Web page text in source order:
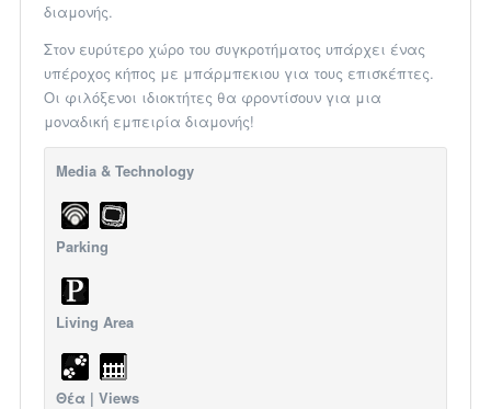
διαμονής.
Στον ευρύτερο χώρο του συγκροτήματος υπάρχει ένας
υπέροχος κήπος με μπάρμπεκιου για τους επισκέπτες.
Οι φιλόξενοι ιδιοκτήτες θα φροντίσουν για μια
μοναδική εμπειρία διαμονής!
Media & Technology
Parking
Living Area
Θέα | Views